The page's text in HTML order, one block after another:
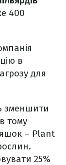
400
в
для
зменшити
тому
– Plant
25%